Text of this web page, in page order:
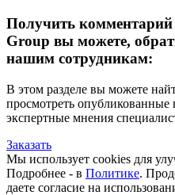
Получить комментарий
Group вы можете,
нашим сотрудникам:
В этом разделе вы можете
просмотреть
экспертные мнения
Заказать
Мы использует cookies для
Подробнее - в Политике.
даете согласие на